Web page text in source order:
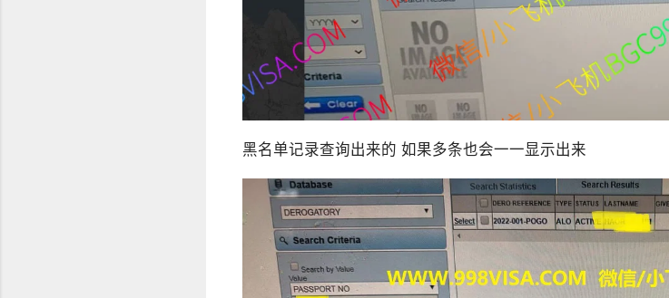
黑名单记录查询出来的 如果多条也会一一显示出来